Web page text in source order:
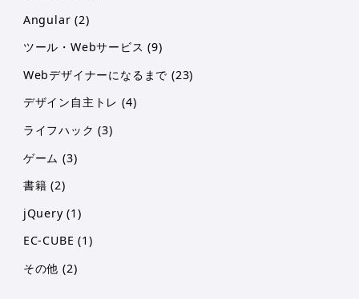
Angular (2)
ツール・Webサービス (9)
Webデザイナーになるまで (23)
デザイン自主トレ (4)
ライフハック (3)
ゲーム (3)
書籍 (2)
jQuery (1)
EC-CUBE (1)
その他 (2)